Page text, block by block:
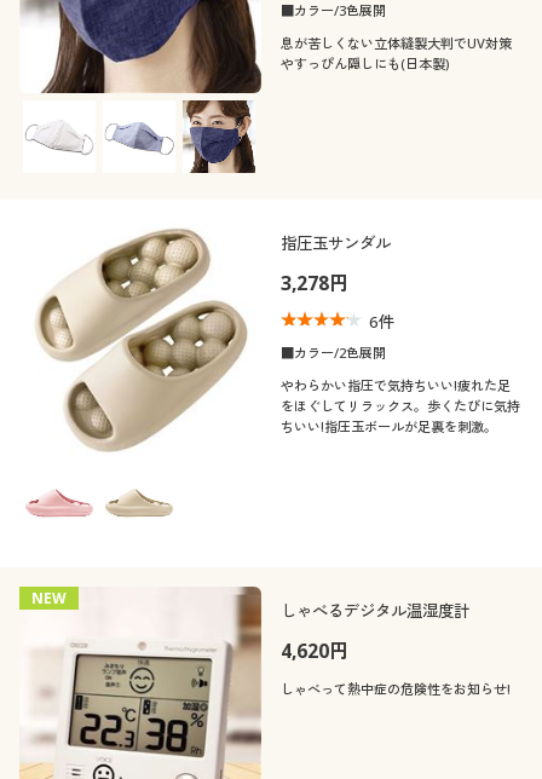
■カラー/3色展開
息が苦しくない立体縫製大判でUV対策
やすっぴん隠しにも(日本製)
指圧玉サンダル
3,278円
6件
■カラー/2色展開
やわらかい指圧で気持ちいい!疲れた足
をほぐしてリラックス。歩くたびに気持
ちいい!指圧玉ボールが足裏を刺激。
NEW
しゃべるデジタル温湿度計
4,620円
しゃべって熱中症の危険性をお知らせ!